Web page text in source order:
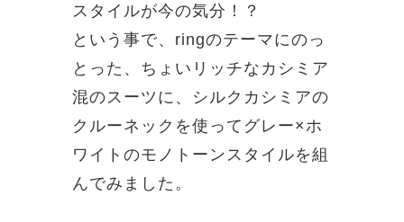
スタイルが今の気分！？
という事で、ringのテーマにのっ
とった、ちょいリッチなカシミア
混のスーツに、シルクカシミアの
クルーネックを使ってグレー×ホ
ワイトのモノトーンスタイルを組
んでみました。